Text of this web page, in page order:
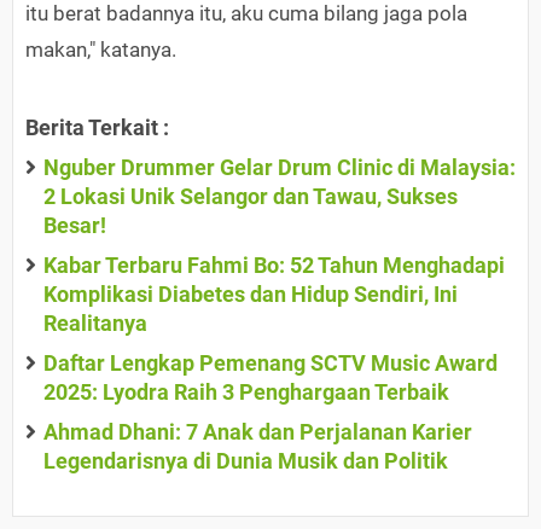
itu berat badannya itu, aku cuma bilang jaga pola
makan," katanya.
Berita Terkait :
Nguber Drummer Gelar Drum Clinic di Malaysia:
2 Lokasi Unik Selangor dan Tawau, Sukses
Besar!
Kabar Terbaru Fahmi Bo: 52 Tahun Menghadapi
Komplikasi Diabetes dan Hidup Sendiri, Ini
Realitanya
Daftar Lengkap Pemenang SCTV Music Award
2025: Lyodra Raih 3 Penghargaan Terbaik
Ahmad Dhani: 7 Anak dan Perjalanan Karier
Legendarisnya di Dunia Musik dan Politik